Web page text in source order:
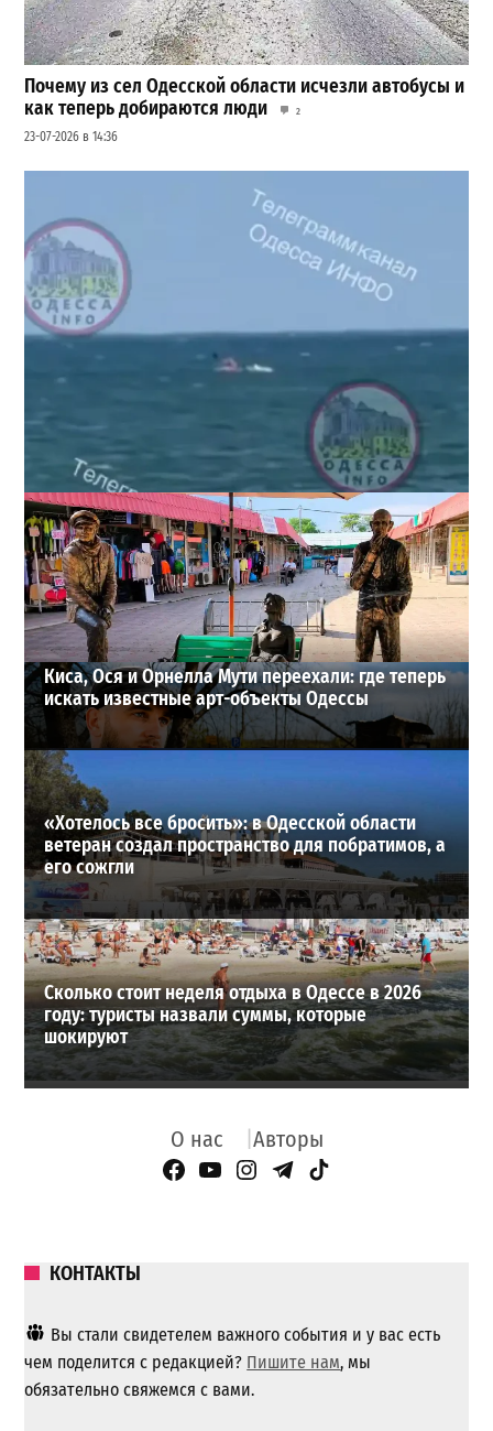
Почему из сел Одесской области исчезли автобусы и
как теперь добираются люди
2
23-07-2026 в 14:36
Под Одессой уносит в море ребенка на матрасе и
мужчину: идет спасательная операция
2
28-07-2026 в 17:51
ВИБОР РЕДАКЦИИ
Киса, Ося и Орнелла Мути переехали: где теперь
искать известные арт-объекты Одессы
«Хотелось все бросить»: в Одесской области
ветеран создал пространство для побратимов, а
его сожгли
Сколько стоит неделя отдыха в Одессе в 2026
году: туристы назвали суммы, которые
шокируют
О нас Авторы
Facebook Page
YouTube
Instagram
Telegram
TikTok
КОНТАКТЫ
Вы стали свидетелем важного события и у вас есть
чем поделится с редакцией? Пишите нам, мы
обязательно свяжемся с вами.